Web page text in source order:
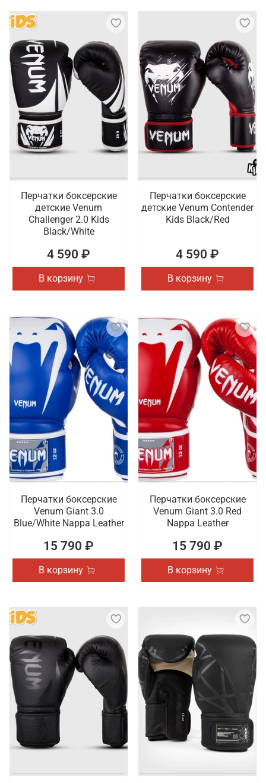
Перчатки боксерские
детские Venum
Challenger 2.0 Kids
Black/White
4 590 ₽
В корзину
Перчатки боксерские
детские Venum Contender
Kids Black/Red
4 590 ₽
В корзину
Перчатки боксерские
Venum Giant 3.0
Blue/White Nappa Leather
15 790 ₽
В корзину
Перчатки боксерские
Venum Giant 3.0 Red
Nappa Leather
15 790 ₽
В корзину